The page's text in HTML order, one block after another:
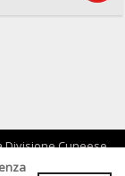
Divisione Cuneese
P.IVA:IT02252000043